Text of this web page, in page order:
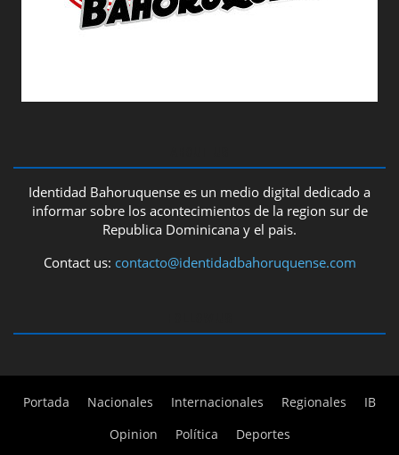
Identidad Bahoruquense es un medio digital dedicado a
informar sobre los acontecimientos de la region sur de
Republica Dominicana y el pais.
Contact us: contacto@identidadbahoruquense.com
Portada Nacionales Internacionales Regionales
IB
Opinion
Política Deportes